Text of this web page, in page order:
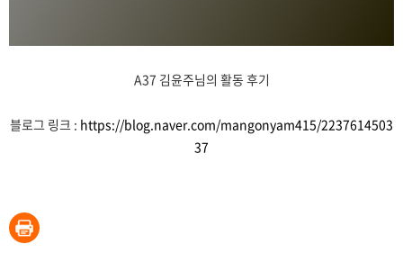
A37 김윤주님의 활동 후기
블로그 링크 : https://blog.naver.com/mangonyam415/2237614503
37